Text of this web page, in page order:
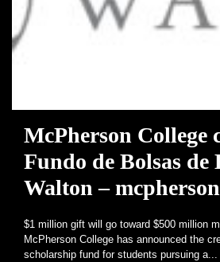
McPherson College
Fundo de Bolsas de
Walton –
$1 million gift will go toward $500 million
McPherson College has announced the
scholarship fund for students pursuing a...